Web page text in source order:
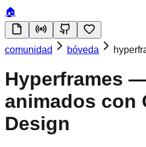
🏠
comunidad bóveda
Hyperframes
animados con
Design